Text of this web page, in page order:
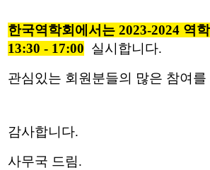
한국역학회에서는 2023-2024 역
13:30 - 17:00 실시합니다.
관심있는 회원분들의 많은 참여
감사합니다.
사무국 드림.